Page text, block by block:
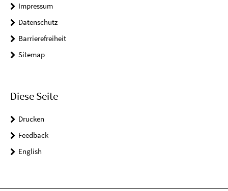
Impressum
Datenschutz
Barrierefreiheit
Sitemap
Diese Seite
Drucken
Feedback
English